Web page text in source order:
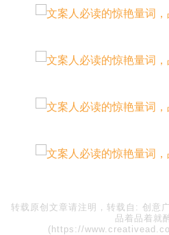
转载原创文章请注明，转载自: 创意
品着品着就
(https://